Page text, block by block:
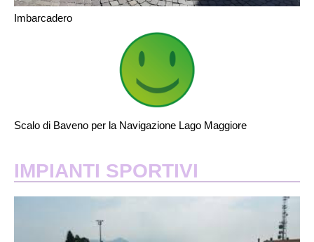
Imbarcadero
Scalo di Baveno per la Navigazione Lago Maggiore
IMPIANTI SPORTIVI